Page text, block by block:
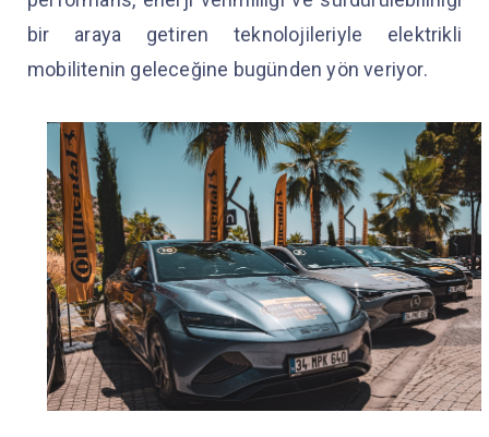
bir araya getiren teknolojileriyle elektrikli
mobilitenin geleceğine bugünden yön veriyor.